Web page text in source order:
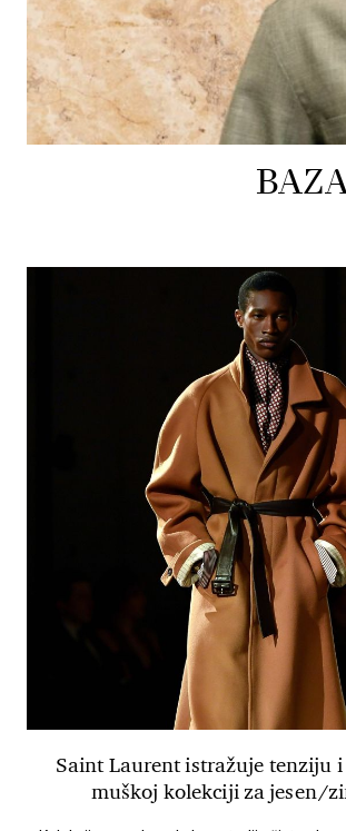
Saint Laurent istražuje tenziju
muškoj kolekciji za jesen/